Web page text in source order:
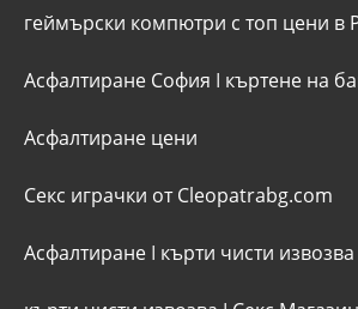
геймърски компютри с топ цени в
Асфалтиране София I къртене на
Асфалтиране цени
Секс играчки от Cleopatrabg.com
Асфалтиране I кърти чисти извозва